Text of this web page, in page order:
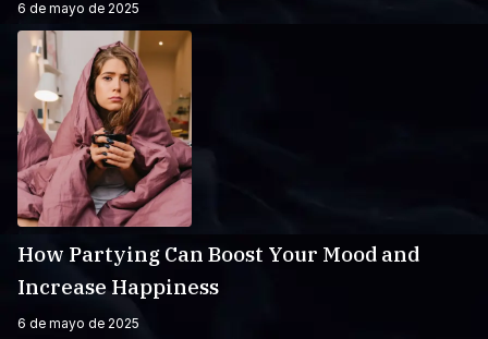
6 de mayo de 2025
How Partying Can Boost Your Mood and
Increase Happiness
6 de mayo de 2025